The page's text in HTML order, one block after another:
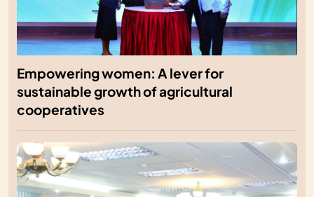
Empowering women: A lever for
sustainable growth of agricultural
cooperatives